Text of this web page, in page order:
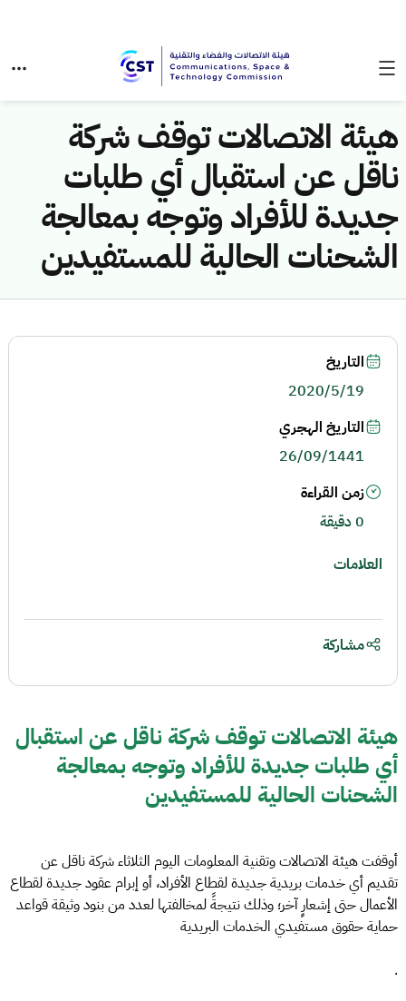
هيئة الاتصالات توقف شركة
ناقل عن استقبال أي طلبات
جديدة للأفراد وتوجه بمعالجة
الشحنات الحالية للمستفيدين
هيئة الاتصالات توقف شركة ناقل عن استقبال
أي طلبات جديدة للأفراد وتوجه بمعالجة
الشحنات الحالية للمستفيدين
أوقفت هيئة الاتصالات وتقنية المعلومات اليوم الثلاثاء شركة ناقل عن
تقديم أي خدمات بريدية جديدة لقطاع الأفراد، أو إبرام عقود جديدة لقطاع
الأعمال حتى إشعارٍ آخر؛ وذلك نتيجةً لمخالفتها لعدد من بنود وثيقة قواعد
حماية حقوق مستفيدي الخدمات البريدية
.
التاريخ
2020/5/19
التاريخ الهجري
26/09/1441
زمن القراءة
0 دقيقة
العلامات
مشاركة